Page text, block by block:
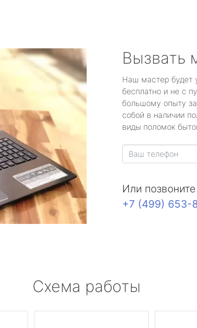
Вызвать
Наш мастер будет
бесплатно и не с
большому опыту
собой в наличии
виды поломок
Или
+7 (499) 653-
Схема работы